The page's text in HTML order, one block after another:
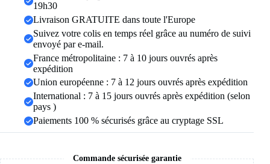
zircone,
accessoires
vacances
19h30
Livraison GRATUITE dans toute l'Europe
Suivez votre colis en temps réel grâce au numéro de suivi
envoyé par e-mail.
France métropolitaine : 7 à 10 jours ouvrés après
expédition
Union européenne : 7 à 12 jours ouvrés après expédition
International : 7 à 15 jours ouvrés après expédition (selon
pays )
Paiements 100 % sécurisés grâce au cryptage SSL
Commande sécurisée garantie